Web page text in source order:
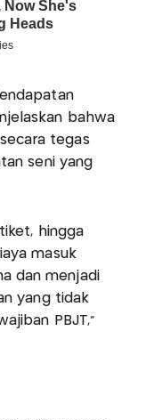
bahwa
tegas
seni yang
hingga
masuk
dan menjadi
yang tidak
PBJT,”